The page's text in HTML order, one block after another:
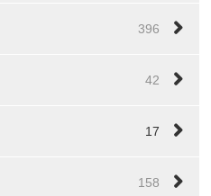
396
42
17
158